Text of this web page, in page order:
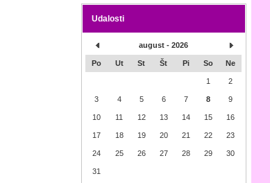
Udalosti
august - 2026
Po Ut St Št Pi So Ne
1 2
3 4 5 6 7 8 9
10 11 12 13 14 15 16
17 18 19 20 21 22 23
24 25 26 27 28 29 30
31